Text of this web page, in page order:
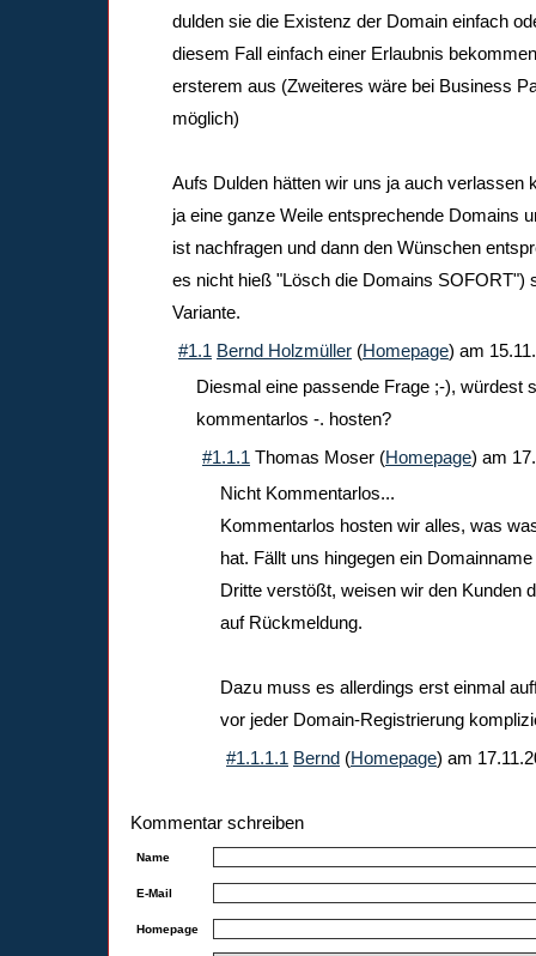
dulden sie die Existenz der Domain einfach
diesem Fall einfach einer Erlaubnis
ersterem aus (Zweiteres wäre bei Business
möglich)
Aufs Dulden hätten wir uns ja auch verlassen
ja eine ganze Weile entsprechende Domains
ist nachfragen und dann den Wünschen
es nicht hieß "Lösch die Domains SOFORT")
Variante.
#1.1 Bernd Holzmüller (Homepage) am
Diesmal eine passende Frage ;-), würdest
kommentarlos -. hosten?
#1.1.1 Thomas Moser (Homepage) am
Nicht Kommentarlos...
Kommentarlos hosten wir alles, was
hat. Fällt uns hingegen ein
Dritte verstößt, weisen wir den Kunden
auf Rückmeldung.
Dazu muss es allerdings erst einmal
vor jeder Domain-Registrierung
#1.1.1.1 Bernd (Homepage) am
Kommentar schreiben
Name
E-Mail
Homepage